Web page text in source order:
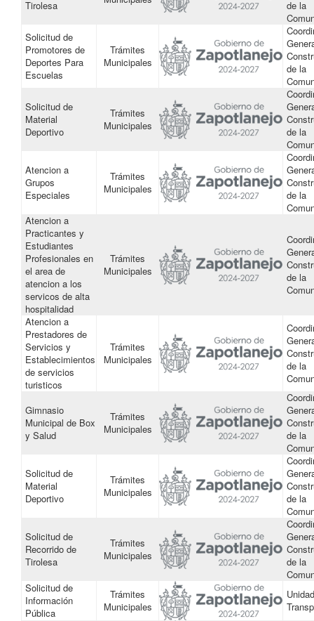
Tirolesa
de la
Solicitud de
Promotores de
Deportes Para
Escuelas
Trámites
Municipales
de la
Solicitud de
Material
Deportivo
Trámites
Municipales
de la
Atencion a
Grupos
Especiales
Trámites
Municipales
de la
Atencion a
Practicantes y
Estudiantes
Profesionales en
el area de
atencion a los
servicos de alta
hospitalidad
Trámites
Municipales
de la
Atencion a
Prestadores de
Servicios y
Establecimientos
de servicios
turisticos
Trámites
Municipales
de la
Gimnasio
Municipal de Box
y Salud
Trámites
Municipales
de la
Solicitud de
Material
Deportivo
Trámites
Municipales
de la
Solicitud de
Recorrido de
Tirolesa
Trámites
Municipales
de la
Solicitud de
Información
Pública
Trámites
Municipales